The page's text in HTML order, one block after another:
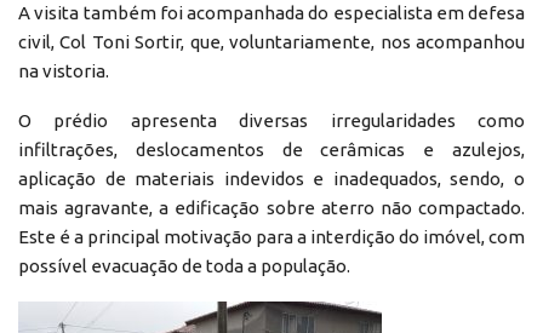
A visita também foi acompanhada do especialista em defesa
civil, Col Toni Sortir, que, voluntariamente, nos acompanhou
na vistoria.
O prédio apresenta diversas irregularidades como
infiltrações, deslocamentos de cerâmicas e azulejos,
aplicação de materiais indevidos e inadequados, sendo, o
mais agravante, a edificação sobre aterro não compactado.
Este é a principal motivação para a interdição do imóvel, com
possível evacuação de toda a população.